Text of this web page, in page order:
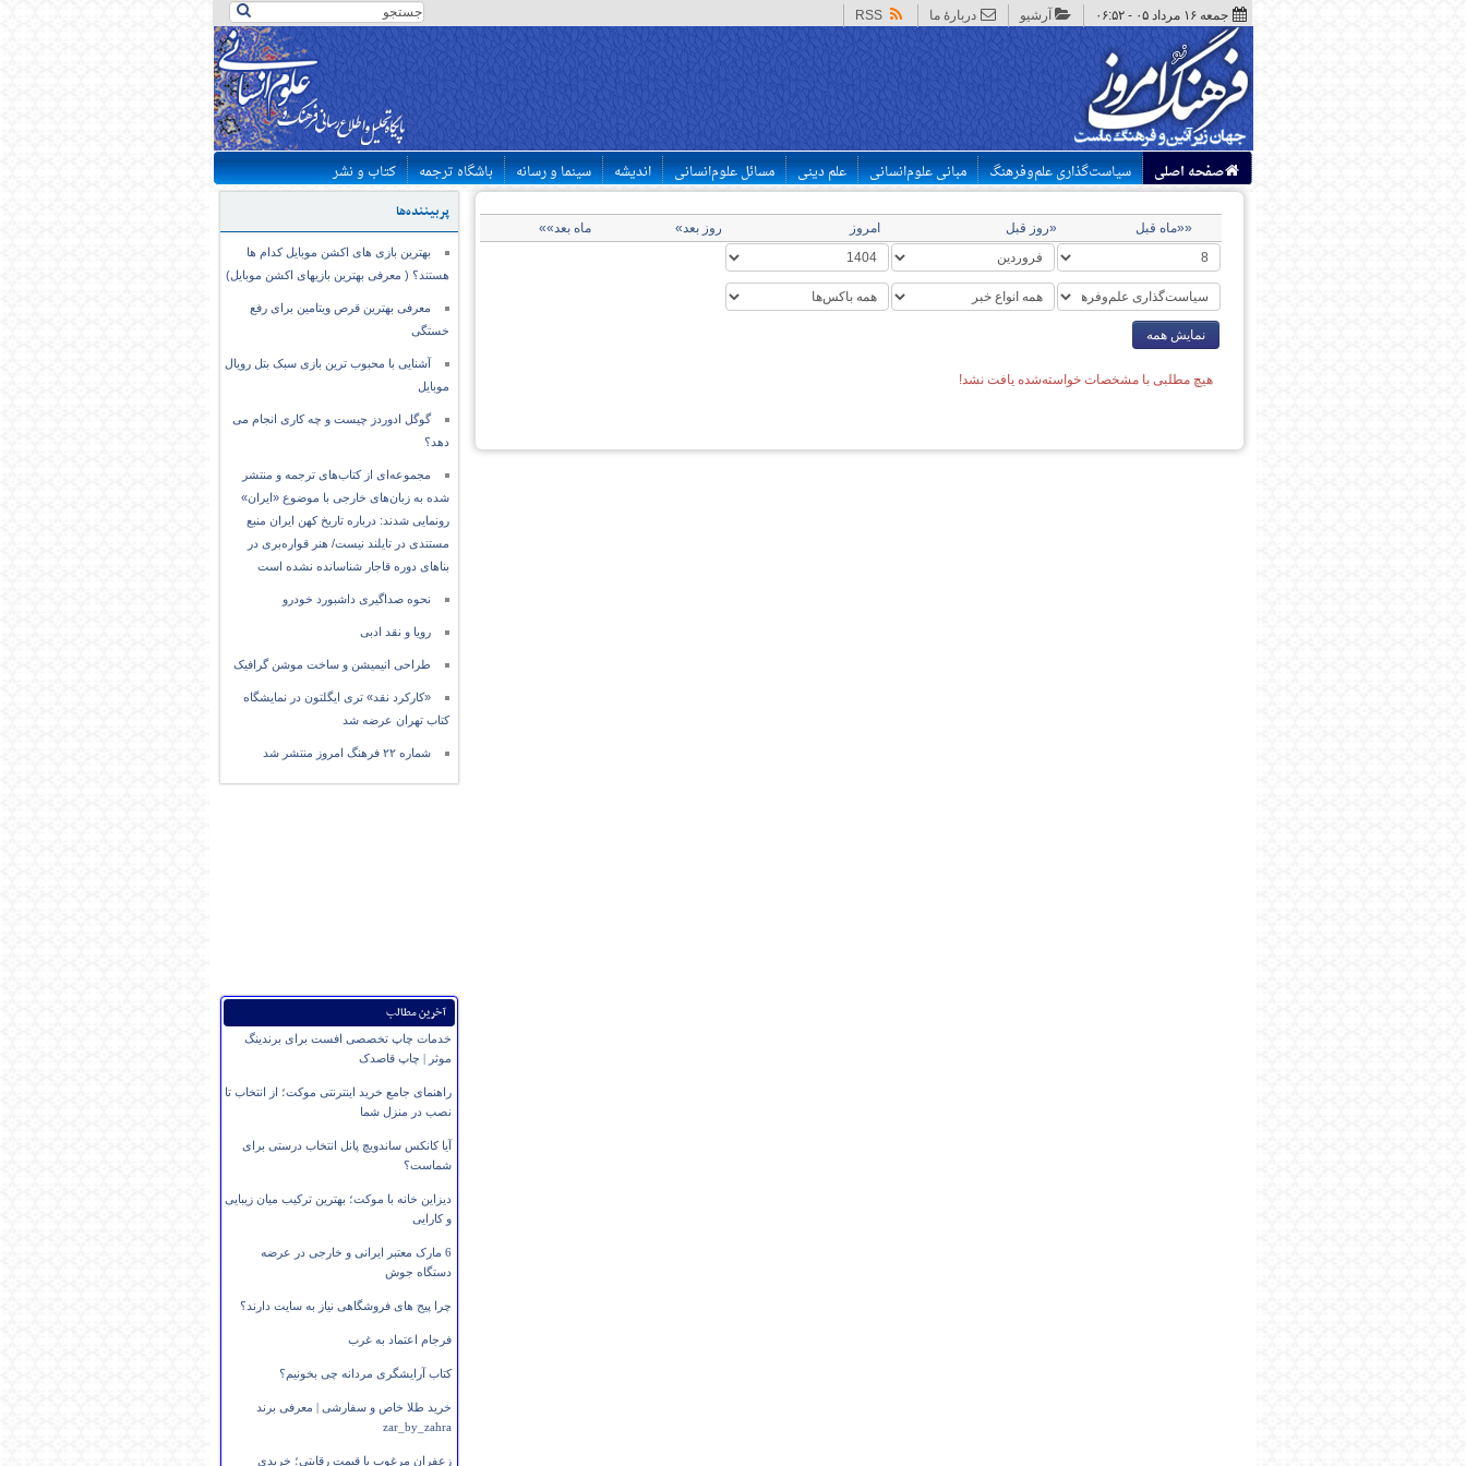
جمعه ۱۶ مرداد ۰۵ - ۰۶:۵۲ آرشیو دربارهٔ ما RSS
صفحه اصلی سیاست‌گذاری علم‌وفرهنگ مبانی علوم‌انسانی علم دینی مسائل علوم‌انسانی اندیشه سینما و رسانه باشگاه ترجمه کتاب و نشر
پربیننده‌ها
بهترین بازی های اکشن موبایل کدام ها
هستند؟ ( معرفی بهترین بازیهای اکشن موبایل)
معرفی بهترین قرص ویتامین برای رفع
خستگی
آشنایی با محبوب ترین بازی سبک بتل رویال
موبایل
گوگل ادوردز چیست و چه کاری انجام می
دهد؟
مجموعه‌ای از کتاب‌های ترجمه و منتشر
شده به زبان‌های خارجی با موضوع «ایران»
رونمایی شدند: درباره تاریخ کهن ایران منبع
مستندی در تایلند نیست/ هنر قواره‌بری در
بناهای دوره قاجار شناسانده نشده است
نحوه صداگیری داشبورد خودرو
رویا و نقد ادبی
طراحی انیمیشن و ساخت موشن گرافیک
«کارکرد نقد» تری ایگلتون در نمایشگاه
کتاب تهران عرضه شد
شماره ۲۲ فرهنگ امروز منتشر شد
آخرین مطالب
خدمات چاپ تخصصی افست برای برندینگ
موثر | چاپ قاصدک
راهنمای جامع خرید اینترنتی موکت؛ از انتخاب تا
نصب در منزل شما
آیا کانکس ساندویچ پانل انتخاب درستی برای
شماست؟
دیزاین خانه با موکت؛ بهترین ترکیب میان زیبایی
و کارایی
6 مارک معتبر ایرانی و خارجی در عرضه
دستگاه جوش
چرا پیج های فروشگاهی نیاز به سایت دارند؟
فرجام اعتماد به غرب
کتاب آرایشگری مردانه چی بخونیم؟
خرید طلا خاص و سفارشی | معرفی برند
zar_by_zahra
زعفران مرغوب با قیمت رقابتی؛ خریدی
««ماه قبل «روز قبل امروز روز بعد» ماه بعد»»
نمایش همه
هیچ مطلبی با مشخصات خواسته‌شده یافت نشد!